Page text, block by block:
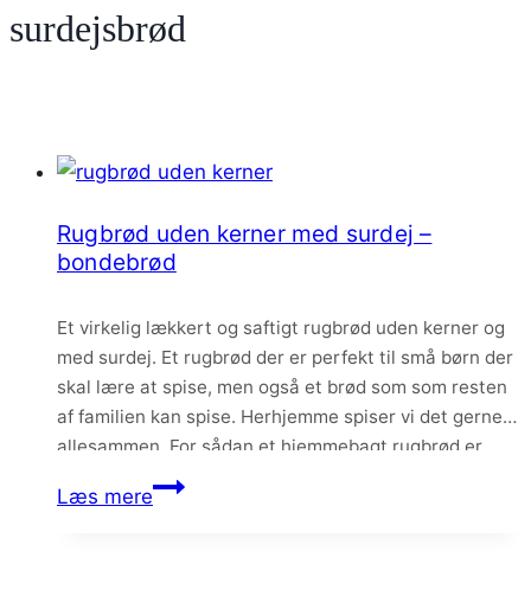
surdejsbrød
Rugbrød uden kerner med surdej –
bondebrød
Et virkelig lækkert og saftigt rugbrød uden kerner og
med surdej. Et rugbrød der er perfekt til små børn der
skal lære at spise, men også et brød som som resten
af familien kan spise. Herhjemme spiser vi det gerne
allesammen. For sådan et hjemmebagt rugbrød er
altså noget af det bedste.
Læs mereRugbrød